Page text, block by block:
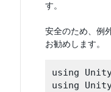
す。
安全のため、例
お勧めします。
using
using